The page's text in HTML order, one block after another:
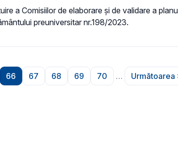
a Comisiilor de elaborare și de validare a
preuniversitar nr.198/2023.
Pagina
66
Pagina
67
Pagina
68
Pagina
69
Pagina
70 … Următoarea